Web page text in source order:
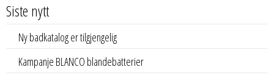
Siste nytt
Ny badkatalog er tilgjengelig
Kampanje BLANCO blandebatterier